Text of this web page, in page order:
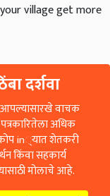
village get more
दर्शवा
आपल्यासारखे वाचक
अधिक
in्यात शेतकरी
किंवा सहकार्य
मोलाचे आहे.